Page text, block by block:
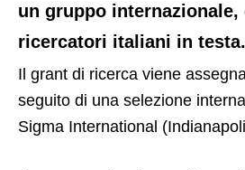
un gruppo internazionale,
ricercatori italiani in testa.
Il grant di ricerca viene
seguito di una selezione
Sigma International